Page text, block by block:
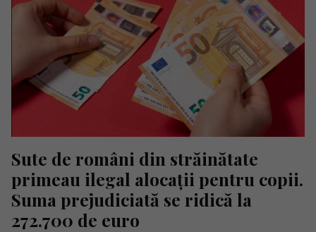
Sute de români din străinătate
primeau ilegal alocații pentru copii.
Suma prejudiciată se ridică la
272.700 de euro